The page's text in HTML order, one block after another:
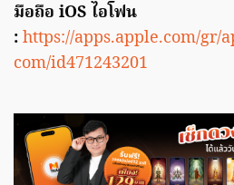
มือถือ iOS ไอโฟน
:https://apps.apple.com/gr/
com/id471243201